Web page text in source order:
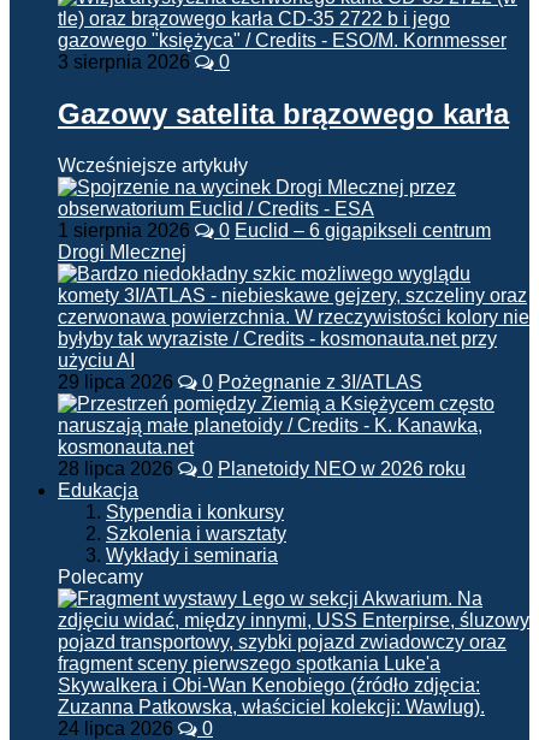
3 sierpnia 2026 0
Gazowy satelita brązowego karła
Wcześniejsze artykuły
1 sierpnia 2026 0 Euclid – 6 gigapikseli centrum
Drogi Mlecznej
29 lipca 2026 0 Pożegnanie z 3I/ATLAS
28 lipca 2026 0 Planetoidy NEO w 2026 roku
Edukacja
Stypendia i konkursy
Szkolenia i warsztaty
Wykłady i seminaria
Polecamy
24 lipca 2026 0